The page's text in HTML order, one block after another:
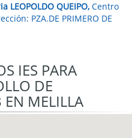
QUEIPO, Centro
PZA.DE PRIMERO DE
IES PARA
DE
EN MELILLA